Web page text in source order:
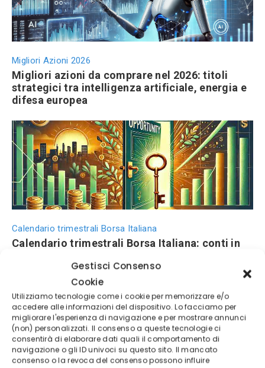
Gestisci Consenso
Cookie
Utilizziamo tecnologie come i cookie per memorizzare e/o
accedere alle informazioni del dispositivo. Lo facciamo per
migliorare l'esperienza di navigazione e per mostrare annunci
(non) personalizzati. Il consenso a queste tecnologie ci
consentirà di elaborare dati quali il comportamento di
navigazione o gli ID univoci su questo sito. Il mancato
consenso o la revoca del consenso possono influire
Migliori Azioni 2026
Migliori azioni da comprare nel 2026: titoli
strategici tra intelligenza artificiale, energia e
difesa europea
Calendario trimestrali Borsa Italiana
Calendario trimestrali Borsa Italiana: conti in